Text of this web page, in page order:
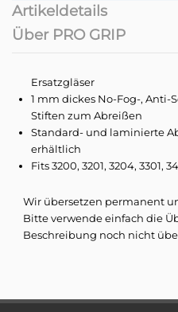
Artikeldetails
Über PRO GRIP
Ersatzgläser
1 mm dickes No-Fog-, Anti-
Stiften zum Abreißen
Standard- und laminierte
erhältlich
Fits 3200, 3201, 3204, 3301,
Wir übersetzen permanent
Bitte verwende einfach die
Beschreibung noch nicht
des Snowboardens erworbene